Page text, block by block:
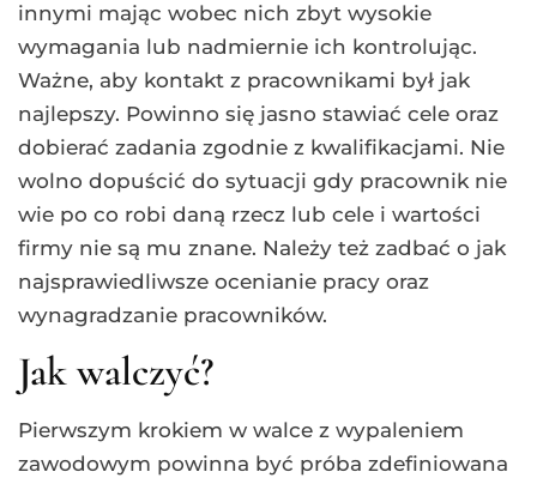
innymi mając wobec nich zbyt wysokie
wymagania lub nadmiernie ich kontrolując.
Ważne, aby kontakt z pracownikami był jak
najlepszy. Powinno się jasno stawiać cele oraz
dobierać zadania zgodnie z kwalifikacjami. Nie
wolno dopuścić do sytuacji gdy pracownik nie
wie po co robi daną rzecz lub cele i wartości
firmy nie są mu znane. Należy też zadbać o jak
najsprawiedliwsze ocenianie pracy oraz
wynagradzanie pracowników.
Jak walczyć?
Pierwszym krokiem w walce z wypaleniem
zawodowym powinna być próba zdefiniowana